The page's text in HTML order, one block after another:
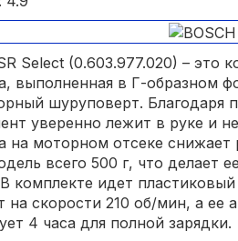
Select (0.603.977.020) – это
выполненная в Г-образном
шуруповерт. Благодаря
уверенно лежит в руке и
на моторном отсеке
всего 500 г, что делает
комплекте идет
на скорости 210 об/мин, а ее
4 часа для полной зарядки.